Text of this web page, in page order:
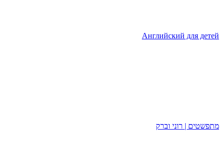
Английский для детей
מתפשטים | רוני וברק